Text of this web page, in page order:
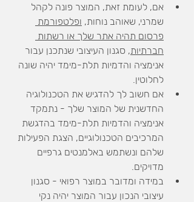
אם, לעומת זאת, המוצר פונה לקהל
שמרני, שאוהב נוחות, ופלטפורמת
פרסום תהיה אתר שלך או רשתות
חברתיות, סגנון העיצובי שנתכנן עבור
אנימציה והדמיות תלת-מימד יהיה שונה
לחלוטין.
אם חשוב לך להדגיש את הטכנולוגיה
החדשנית של המוצר שלך - נתמקד
אנימציה והדמיות תלת-מימד בהדגשת
המרכיבים הטכנולוגיים, הצגת הפעילות
שלהם ונשתמש באלמנטים גרפיים
מדויקים.
במידה ומדובר במוצר רפואי - סגנון
עיצובי הנכון עבור המוצר יהיה נקי